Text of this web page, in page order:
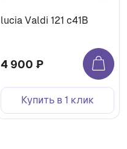
lucia Valdi 121 с41В
4 900 ₽
Купить в 1 клик